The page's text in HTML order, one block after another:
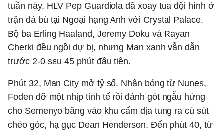
tuần này, HLV Pep Guardiola đã xoay tua đội hình ở
trận đá bù tại Ngoại hạng Anh với Crystal Palace.
Bộ ba Erling Haaland, Jeremy Doku và Rayan
Cherki đều ngồi dự bị, nhưng Man xanh vẫn dẫn
trước 2-0 sau 45 phút đầu tiên.
Phút 32, Man City mở tỷ số. Nhận bóng từ Nunes,
Foden đỡ một nhịp tinh tế rồi đánh gót ngẫu hứng
cho Semenyo băng vào khu cấm địa tung ra cú sút
chéo góc, hạ gục Dean Henderson. Đến phút 40, từ